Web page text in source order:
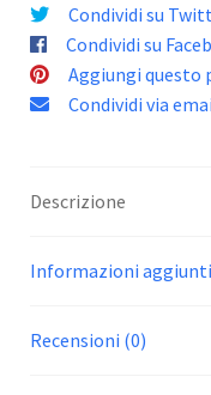
Condividi su
Condividi su
Aggiungi questo
Condividi via
Descrizione
Informazioni
Recensioni (0)